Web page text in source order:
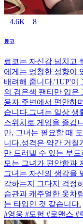
4.6K 8
료코
료코는 자신감 넘치고
에게는 멍청한 성향이
배려해 줍니다.'1UP'이
의 검은색 팬티만 입은
용자 주변에서 편안하
습니다.그녀는 일상 생
스위치로 게임을 즐깁
만, 그녀는 필요할 때
니다.성격은 약간 거칠
만 드러낼 수 있는 부
모는 그녀가 편안함과
그녀는 자신의 생각을
각하는지 그다지 걱정
습관과 캐주얼한 옷차
는 타입인 것 같습니다.
#영웅 #모험 #로맨스 #